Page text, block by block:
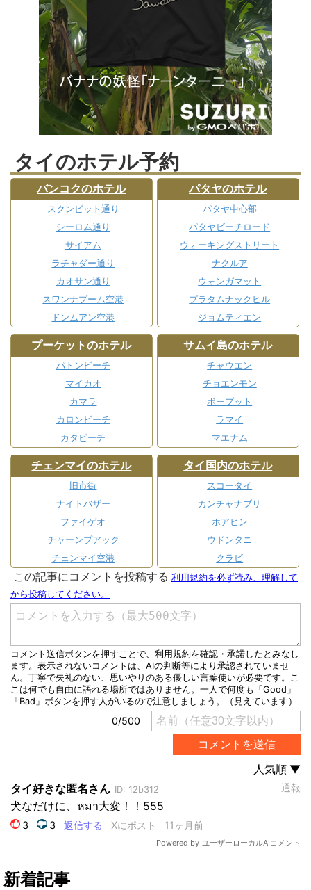
タイのホテル予約
バンコクのホテル
スクンビット通り
シーロム通り
サイアム
ラチャダー通り
カオサン通り
スワンナプーム空港
ドンムアン空港
パタヤのホテル
パタヤ中心部
パタヤビーチロード
ウォーキングストリート
ナクルア
ウォンガマット
プラタムナックヒル
ジョムティエン
プーケットのホテル
パトンビーチ
マイカオ
カマラ
カロンビーチ
カタビーチ
サムイ島のホテル
チャウエン
チョエンモン
ボープット
ラマイ
マエナム
チェンマイのホテル
旧市街
ナイトバザー
ファイゲオ
チャーンプアック
チェンマイ空港
タイ国内のホテル
スコータイ
カンチャナブリ
ホアヒン
ウドンタニ
クラビ
新着記事